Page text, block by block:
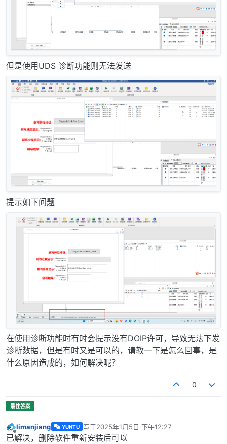
但是使用UDS 诊断功能则无法发送
提示如下问题
在使用诊断功能时有时会提示没有DOIP许可，导致无法下发
诊断数据，但是有时又是可以的，请教一下是怎么回事，是
什么原因造成的，如何解决呢？
0
离线
limanjiang YUNTU 写于2025年1月5日 下午12:27
最后由 编辑
已解决，删除软件重新安装后可以